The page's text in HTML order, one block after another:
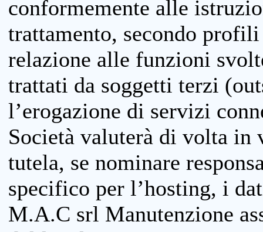
conformemente alle
trattamento, secondo
relazione alle funzioni
trattati da soggetti terzi
l’erogazione di servizi
Società valuterà di volta in
tutela, se nominare
specifico per l’hosting, i
M.A.C srl Manutenzione